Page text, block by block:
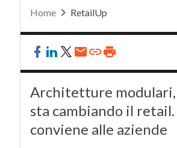
Home RetailUp
Architetture modulari,
sta cambiando il retail.
conviene alle aziende